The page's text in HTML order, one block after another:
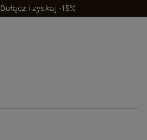
Dołącz i zyskaj -15%